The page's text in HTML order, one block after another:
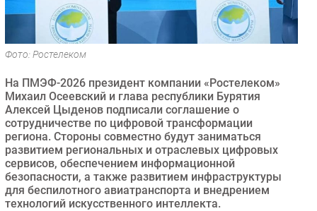
CIO/Управление ИТ
Гаджеты
Здоровье
РАЗДЕЛЫ
Новости
Аналитика
Интервью
Мероприятия
Проекты
Фото: Ростелеком
На ПМЭФ-2026 президент компании «Ростелеком»
Михаил Осеевский и глава республики Бурятия
Алексей Цыденов подписали соглашение о
сотрудничестве по цифровой трансформации
региона. Стороны совместно будут заниматься
развитием региональных и отраслевых цифровых
сервисов, обеспечением информационной
безопасности, а также развитием инфраструктуры
для беспилотного авиатранспорта и внедрением
технологий искусственного интеллекта.